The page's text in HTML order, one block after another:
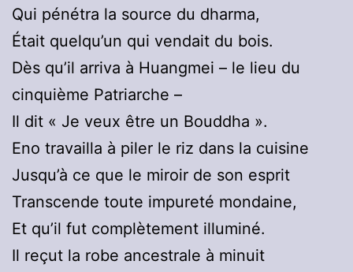
Qui pénétra la source du dharma,
Était quelqu’un qui vendait du bois.
Dès qu’il arriva à Huangmei – le lieu du
cinquième Patriarche –
Il dit « Je veux être un Bouddha ».
Eno travailla à piler le riz dans la cuisine
Jusqu’à ce que le miroir de son esprit
Transcende toute impureté mondaine,
Et qu’il fut complètement illuminé.
Il reçut la robe ancestrale à minuit